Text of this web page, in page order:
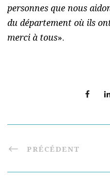
personnes que nous
du département où ils
merci à tous».
PRÉCÉDENT